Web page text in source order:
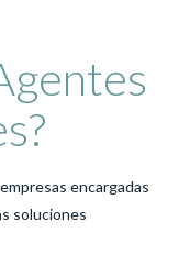
encargadas
soluciones